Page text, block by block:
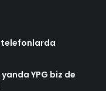
telefonlarda
YPG biz de